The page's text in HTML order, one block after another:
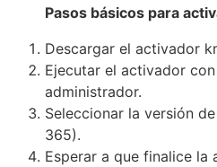
Pasos básicos para
Descargar el activador
Ejecutar el activador
administrador.
Seleccionar la versión
365).
Esperar a que finalice la